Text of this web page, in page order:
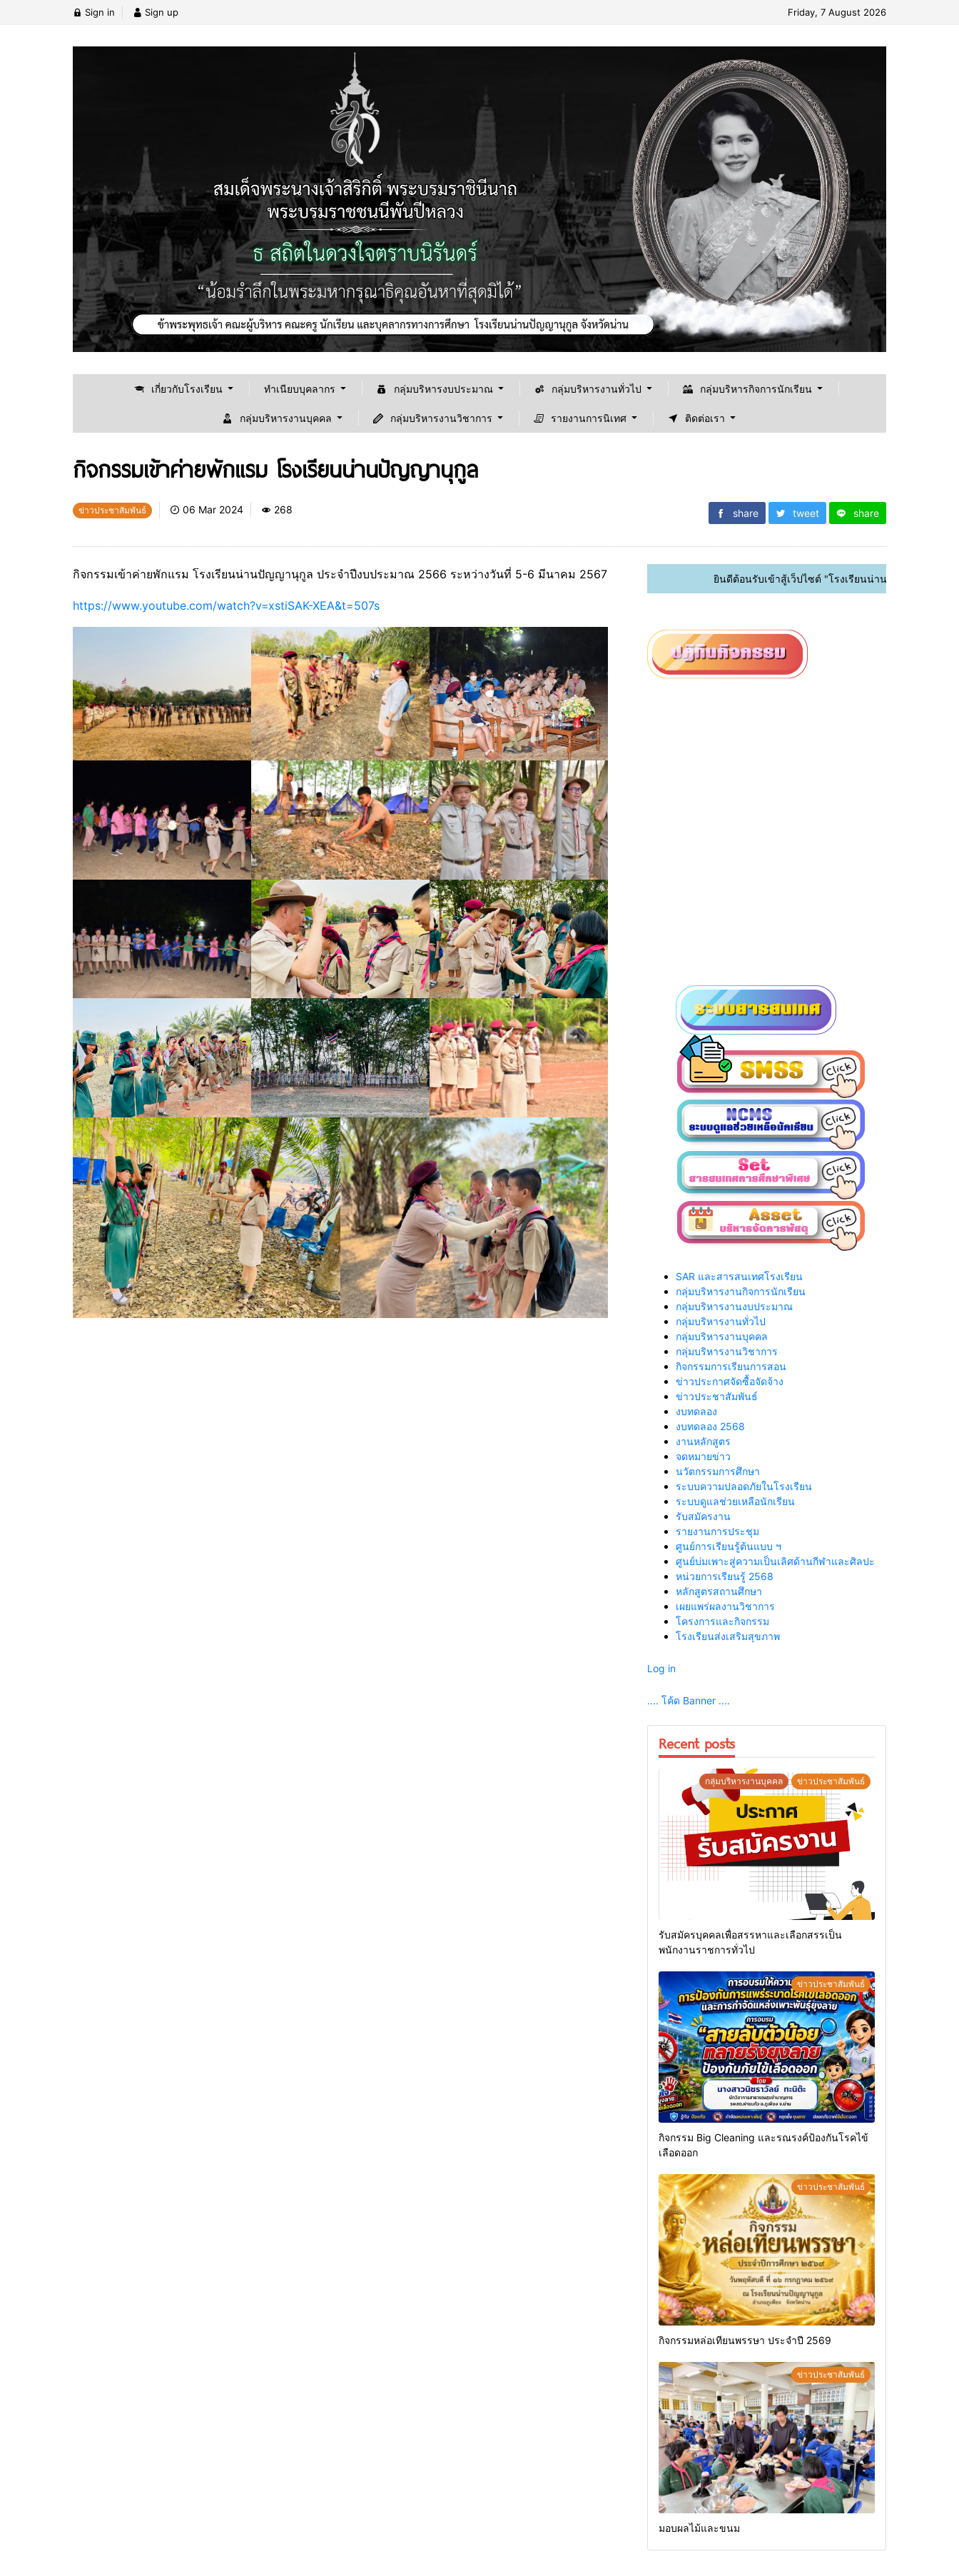
Sign in Sign up Friday, 7 August 2026
เกี่ยวกับโรงเรียน ทำเนียบบุคลากร กลุ่มบริหารงบประมาณ กลุ่มบริหารงานทั่วไป กลุ่มบริหารกิจการนักเรียน
กลุ่มบริหารงานบุคคล กลุ่มบริหารงานวิชาการ รายงานการนิเทศ ติดต่อเรา
กิจกรรมเข้าค่ายพักแรม โรงเรียนน่านปัญญานุกูล
ข่าวประชาสัมพันธ์ 06 Mar 2024 268 share tweet share
กิจกรรมเข้าค่ายพักแรม โรงเรียนน่านปัญญานุกูล ประจำปีงบประมาณ 2566 ระหว่างวันที่ 5-6 มีนาคม 2567
https://www.youtube.com/watch?v=xstiSAK-XEA&t=507s
ยินดีต้อนรับเข้าสู้เว็ปไซต์ "โรงเรียนน่านปัญญานุกูล จังวหัดน่าน"
SAR และสารสนเทศโรงเรียน
กลุ่มบริหารงานกิจการนักเรียน
กลุ่มบริหารงานงบประมาณ
กลุ่มบริหารงานทั่วไป
กลุ่มบริหารงานบุคคล
กลุ่มบริหารงานวิชาการ
กิจกรรมการเรียนการสอน
ข่าวประกาศจัดซื้อจัดจ้าง
ข่าวประชาสัมพันธ์
งบทดลอง
งบทดลอง 2568
งานหลักสูตร
จดหมายข่าว
นวัตกรรมการศึกษา
ระบบความปลอดภัยในโรงเรียน
ระบบดูแลช่วยเหลือนักเรียน
รับสมัครงาน
รายงานการประชุม
ศูนย์การเรียนรู้ต้นแบบ ฯ
ศูนย์บ่มเพาะสู่ความเป็นเลิศด้านกีฬาและศิลปะ
หน่วยการเรียนรู้ 2568
หลักสูตรสถานศึกษา
เผยแพร่ผลงานวิชาการ
โครงการและกิจกรรม
โรงเรียนส่งเสริมสุขภาพ
Log in
.... โค้ด Banner ....
Recent posts
กลุ่มบริหารงานบุคคล ข่าวประชาสัมพันธ์
รับสมัครบุคคลเพื่อสรรหาและเลือกสรรเป็น
พนักงานราชการทั่วไป
ข่าวประชาสัมพันธ์
กิจกรรม Big Cleaning และรณรงค์ป้องกันโรคไข้
เลือดออก
ข่าวประชาสัมพันธ์
กิจกรรมหล่อเทียนพรรษา ประจำปี 2569
ข่าวประชาสัมพันธ์
มอบผลไม้และขนม